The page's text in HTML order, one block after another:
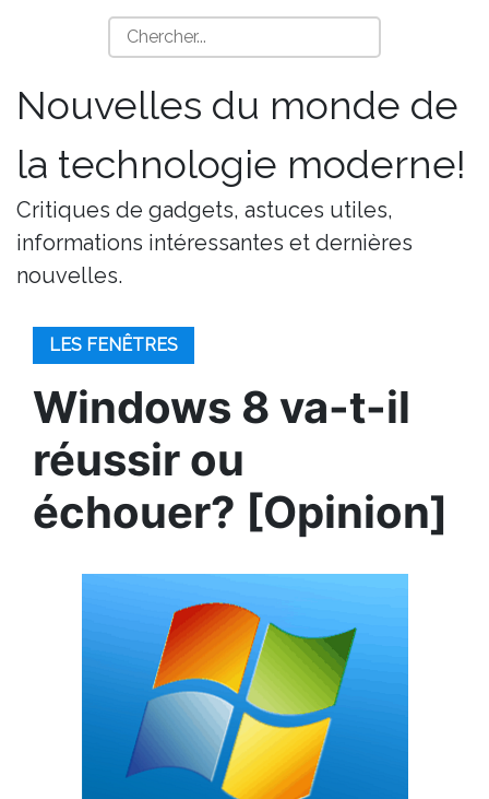
Nouvelles du monde de
la technologie moderne!
Critiques de gadgets, astuces utiles,
informations intéressantes et dernières
nouvelles.
LES FENÊTRES
Windows 8 va-t-il
réussir ou
échouer? [Opinion]